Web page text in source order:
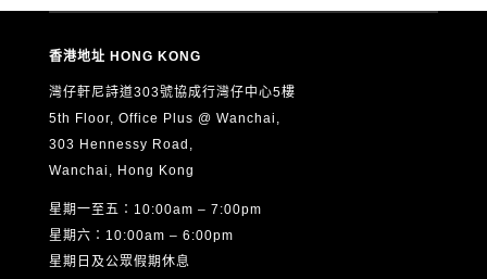
香港地址 HONG KONG
灣仔軒尼詩道303號協成行灣仔中心5樓
5th Floor, Office Plus @ Wanchai,
303 Hennessy Road,
Wanchai, Hong Kong
星期一至五：10:00am – 7:00pm
星期六：10:00am – 6:00pm
星期日及公眾假期休息